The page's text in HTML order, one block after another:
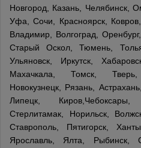
Новгород, Казань, Челябинск,
Уфа, Сочи, Красноярск,
Владимир, Волгоград,
Старый Оскол, Тюмень,
Ульяновск, Иркутск,
Махачкала, Томск,
Новокузнецк, Рязань,
Липецк, Киров,Чебоксары,
Стерлитамак, Норильск,
Ставрополь, Пятигорск,
Ярославль, Ялта, Рыбинск,